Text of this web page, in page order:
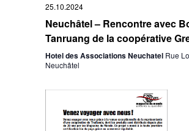
25.10.2024
Neuchâtel – Rencontre avec
Tanruang de la coopérative
Hotel des Associations Neuchatel Rue
Neuchâtel